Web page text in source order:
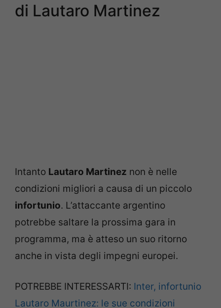
di Lautaro Martinez
Intanto Lautaro Martinez non è nelle
condizioni migliori a causa di un piccolo
infortunio. L’attaccante argentino
potrebbe saltare la prossima gara in
programma, ma è atteso un suo ritorno
anche in vista degli impegni europei.
POTREBBE INTERESSARTI: Inter, infortunio
Lautaro Maurtinez: le sue condizioni